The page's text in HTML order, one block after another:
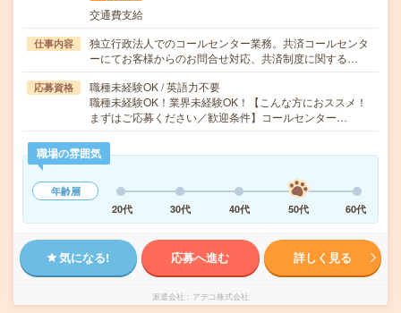
交通費支給
仕事内容
独立行政法人でのコールセンター業務。共済コールセンタ
ーにてお客様からのお問合せ対応、共済制度に関する…
応募資格
職種未経験OK / 英語力不要
職種未経験OK！業界未経験OK！【こんな方におススメ！
まずはご応募ください／歓迎条件】コールセンター…
職場の雰囲気
年齢層
20代
30代 40代 50代 60代
気になる! 応募へ進む 詳しく見る
派遣会社 アデコ株式会社